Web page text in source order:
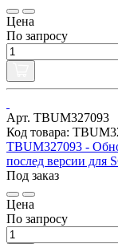
Цена
По запросу
Арт. TBUM327093
Код товара:
TBUM327093 -
послед версии для
Под заказ
Цена
По запросу